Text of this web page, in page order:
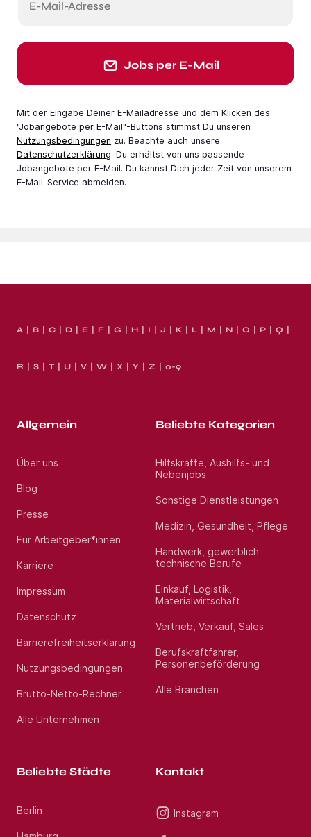
E-Mail-Adresse
Jobs per E-Mail
Mit der Eingabe Deiner E-Mail­adresse und dem Klicken des
"Jobangebote per E-Mail"-Buttons stimmst Du unseren
Nutzungsbedingungen zu. Beachte auch unsere
Datenschutzerklärung. Du erhältst von uns passende
Jobangebote per E-Mail. Du kannst Dich jeder Zeit von unserem
E-Mail-Service abmelden.
A B C D E F G H I J K L M N O P Q
R S T U V W X Y Z 0-9
Allgemein
Über uns
Blog
Presse
Für Arbeitgeber*innen
Karriere
Impressum
Datenschutz
Barrierefreiheitserklärung
Nutzungsbedingungen
Brutto-Netto-Rechner
Alle Unternehmen
Beliebte Kategorien
Hilfskräfte, Aushilfs- und
Nebenjobs
Sonstige Dienstleistungen
Medizin, Gesundheit, Pflege
Handwerk, gewerblich
technische Berufe
Einkauf, Logistik,
Materialwirtschaft
Vertrieb, Verkauf, Sales
Berufskraftfahrer,
Personenbeförderung
Alle Branchen
Beliebte Städte
Berlin
Kontakt
Instagram